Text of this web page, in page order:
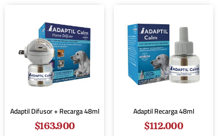
Adaptil Difusor + Recarga 48ml
$163.900
Adaptil Recarga 48ml
$112.000